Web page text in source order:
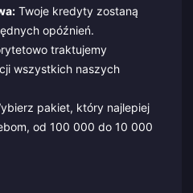
Twoje kredyty zostaną
opóźnień.
traktujemy
wszystkich naszych
pakiet, który najlepiej
od 100 000 do 10 000